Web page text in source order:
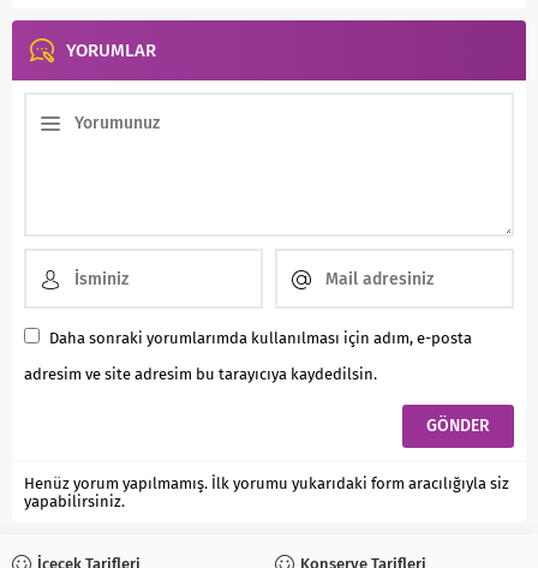
YORUMLAR
Daha sonraki yorumlarımda kullanılması için adım, e-posta
adresim ve site adresim bu tarayıcıya kaydedilsin.
Henüz yorum yapılmamış. İlk yorumu yukarıdaki form aracılığıyla siz
yapabilirsiniz.
İçecek Tarifleri Konserve Tarifleri